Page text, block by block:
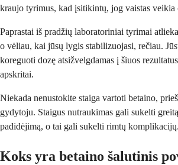
kraujo tyrimus, kad įsitikintų, jog vaistas veikia
Paprastai iš pradžių laboratoriniai tyrimai
o vėliau, kai jūsų lygis stabilizuojasi, rečiau.
koreguoti dozę atsižvelgdamas į šiuos
apskritai.
Niekada nenustokite staiga vartoti betaino,
gydytoju. Staigus nutraukimas gali sukelti
padidėjimą, o tai gali sukelti rimtų komplikacijų.
Koks yra betaino šalutinis